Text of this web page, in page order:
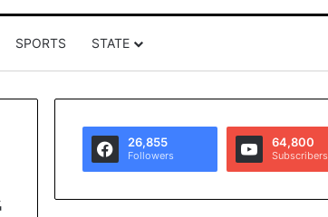
SPORTS STATE
26,855
Followers
64,800
Subscribers